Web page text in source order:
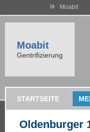
» Moabit
Moabit
Gentrifizierung
STARTSEITE
Oldenburger